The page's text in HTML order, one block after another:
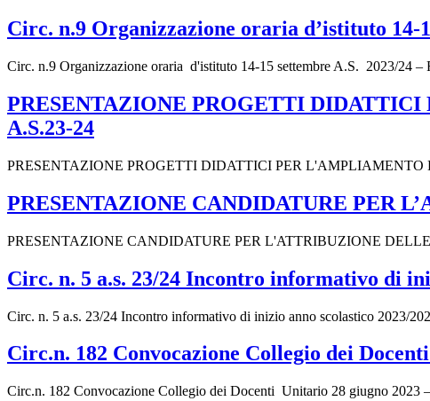
Circ. n.9 Organizzazione oraria d’istituto 14-
Circ. n.9 Organizzazione oraria d'istituto 14-15 settembre A.S. 2023/24
PRESENTAZIONE PROGETTI
A.S.23-24
PRESENTAZIONE PROGETTI DIDATTICI PER L'AMPLIAMENTO
PRESENTAZIONE CANDIDATURE PER
PRESENTAZIONE CANDIDATURE PER L'ATTRIBUZIONE DELLE
Circ. n. 5 a.s. 23/24 Incontro informativo di
Circ. n. 5 a.s. 23/24 Incontro informativo di inizio anno scolastico 2023/
Circ.n. 182 Convocazione Collegio dei
Circ.n. 182 Convocazione Collegio dei Docenti Unitario 28 giugno 2023